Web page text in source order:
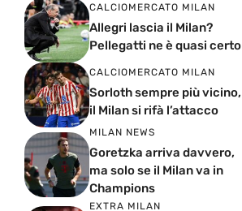
CALCIOMERCATO MILAN
Allegri lascia il Milan?
Pellegatti ne è quasi certo
CALCIOMERCATO MILAN
Sorloth sempre più vicino,
il Milan si rifà l’attacco
MILAN NEWS
Goretzka arriva davvero,
ma solo se il Milan va in
Champions
EXTRA MILAN